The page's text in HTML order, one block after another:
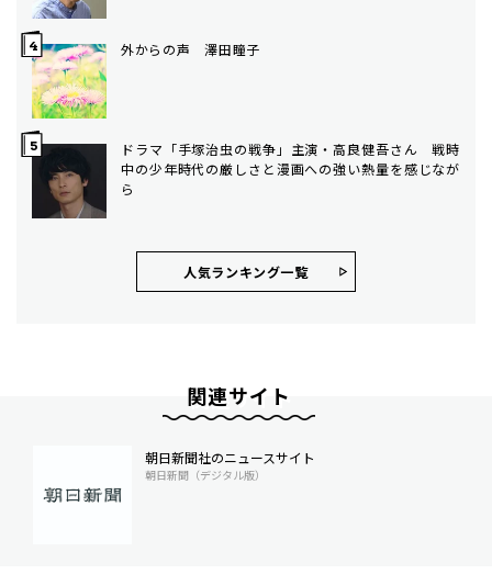
外からの声 澤田瞳子
ドラマ「手塚治虫の戦争」主演・高良健吾さん 戦時
中の少年時代の厳しさと漫画への強い熱量を感じなが
ら
人気ランキング⼀覧
関連サイト
朝日新聞社のニュースサイト
朝日新聞（デジタル版）